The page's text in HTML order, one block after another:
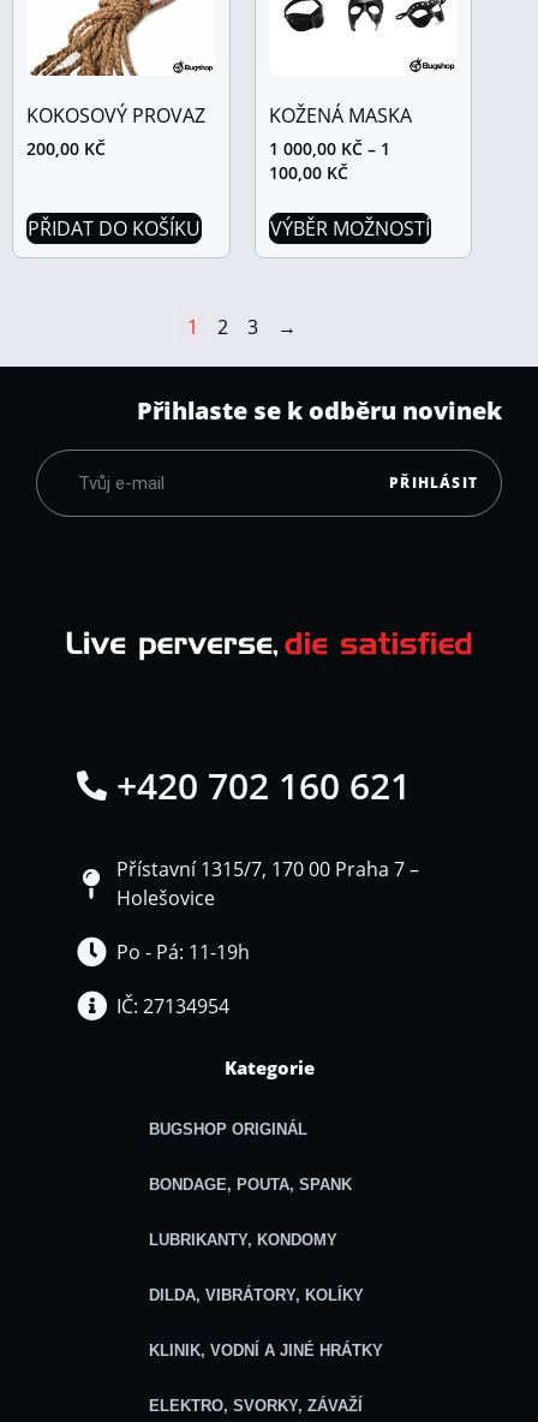
KOKOSOVÝ PROVAZ
200,00 KČ
PŘIDAT DO KOŠÍKU
KOŽENÁ MASKA
1 000,00 KČ – 1
100,00 KČ
VÝBĚR MOŽNOSTÍ
1 2 3 →
Přihlaste se k odběru novinek
PŘIHLÁSIT
+420 702 160 621
Přístavní 1315/7, 170 00 Praha 7 –
Holešovice
Po - Pá: 11-19h
IČ: 27134954
Kategorie
BUGSHOP ORIGINÁL
BONDAGE, POUTA, SPANK
LUBRIKANTY, KONDOMY
DILDA, VIBRÁTORY, KOLÍKY
KLINIK, VODNÍ A JINÉ HRÁTKY
ELEKTRO, SVORKY, ZÁVAŽÍ